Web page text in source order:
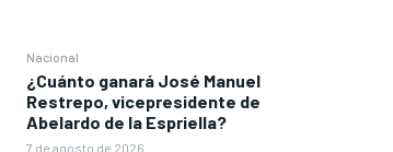
Nacional
¿Cuánto ganará José Manuel
Restrepo, vicepresidente de
Abelardo de la Espriella?
7 de agosto de 2026